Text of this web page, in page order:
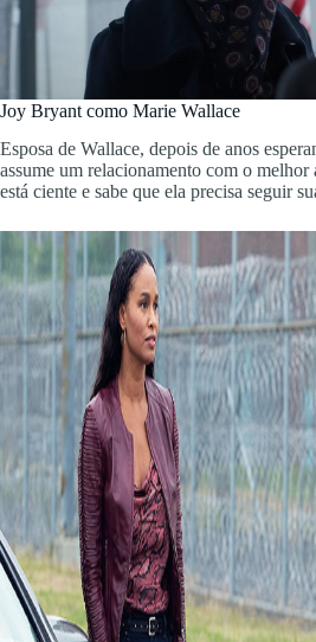
Joy Bryant como Marie Wallace
Esposa de Wallace, depois de anos
assume um relacionamento com o
está ciente e sabe que ela precisa seguir